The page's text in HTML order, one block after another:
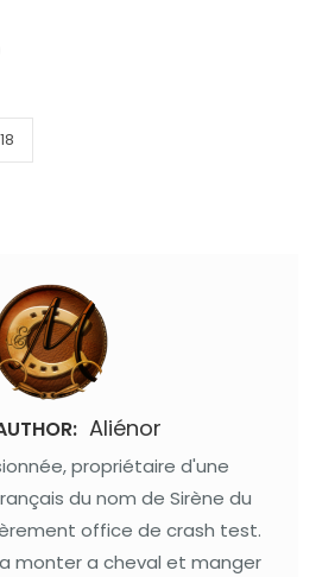
Aliénor
propriétaire d'une
du nom de Sirène du
office de crash test.
monter a cheval et manger